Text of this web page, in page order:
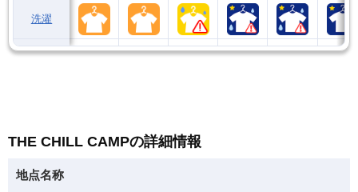
洗濯
THE CHILL CAMPの詳細情報
地点名称